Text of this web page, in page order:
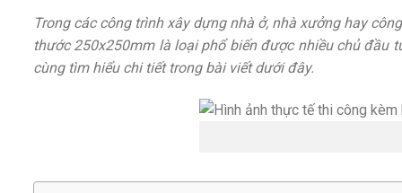
Trong các công trình xây dựng nhà ở, nhà xưởng hay
thước 250x250mm là loại phổ biến được nhiều chủ đầu
cùng tìm hiểu chi tiết trong bài viết dưới đây.